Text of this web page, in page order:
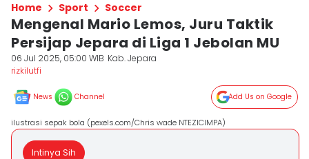
Home Sport Soccer
Mengenal Mario Lemos, Juru Taktik
Persijap Jepara di Liga 1 Jebolan MU
06 Jul 2025, 05:00 WIB Kab. Jepara
rizkilutfi
News Channel Add Us on Google
ilustrasi sepak bola (pexels.com/Chris wade NTEZICIMPA)
Intinya Sih